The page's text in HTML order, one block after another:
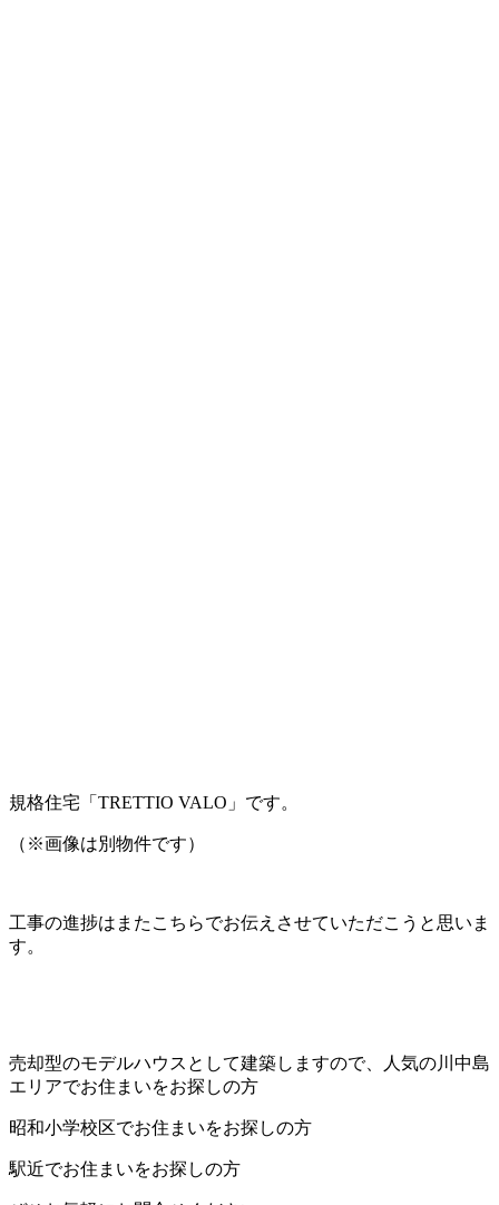
規格住宅「TRETTIO VALO」です。
（※画像は別物件です）
工事の進捗はまたこちらでお伝えさせていただこうと思いま
す。
売却型のモデルハウスとして建築しますので、人気の川中島
エリアでお住まいをお探しの方
昭和小学校区でお住まいをお探しの方
駅近でお住まいをお探しの方